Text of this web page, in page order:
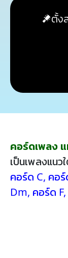
ตั้ง
คอร์ดเพลง
เป็นเพลงแนว
คอร์ด C, คอร์
Dm, คอร์ด F,